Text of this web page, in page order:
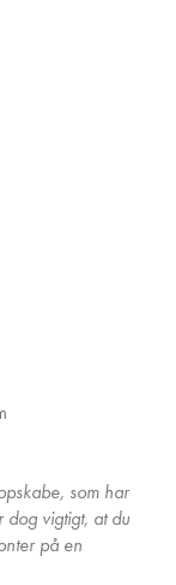
som har
vigtigt, at du
på en